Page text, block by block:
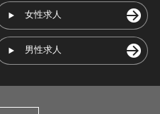
女性求人
男性求人